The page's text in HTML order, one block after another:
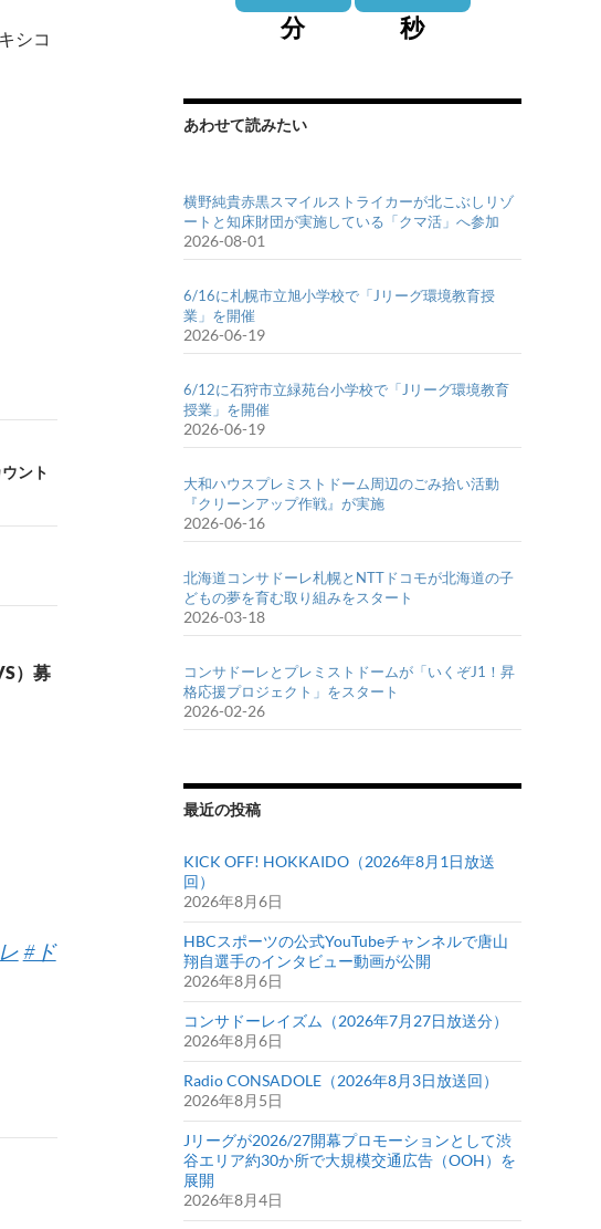
シコ
ント
）募
#ド
分 秒
あわせて読みたい
横野純貴赤黒スマイルストライカーが北こぶしリゾ
ートと知床財団が実施している「クマ活」へ参加
2026-08-01
6/16に札幌市立旭小学校で「Jリーグ環境教育授
業」を開催
2026-06-19
6/12に石狩市立緑苑台小学校で「Jリーグ環境教育
授業」を開催
2026-06-19
大和ハウスプレミストドーム周辺のごみ拾い活動
『クリーンアップ作戦』が実施
2026-06-16
北海道コンサドーレ札幌とNTTドコモが北海道の子
どもの夢を育む取り組みをスタート
2026-03-18
コンサドーレとプレミストドームが「いくぞJ1！昇
格応援プロジェクト」をスタート
2026-02-26
最近の投稿
KICK OFF! HOKKAIDO（2026年8月1日放送
回）
2026年8月6日
HBCスポーツの公式YouTubeチャンネルで唐山
翔自選手のインタビュー動画が公開
2026年8月6日
コンサドーレイズム（2026年7月27日放送分）
2026年8月6日
Radio CONSADOLE（2026年8月3日放送回）
2026年8月5日
Jリーグが2026/27開幕プロモーションとして渋
谷エリア約30か所で大規模交通広告（OOH）を
展開
2026年8月4日